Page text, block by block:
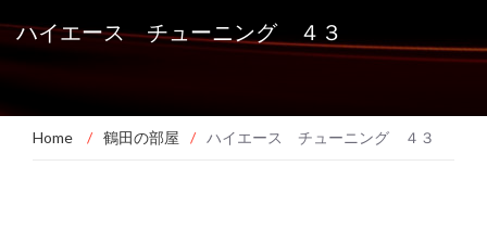
ハイエース チューニング ４３
Home / 鶴田の部屋 / ハイエース チューニング ４３